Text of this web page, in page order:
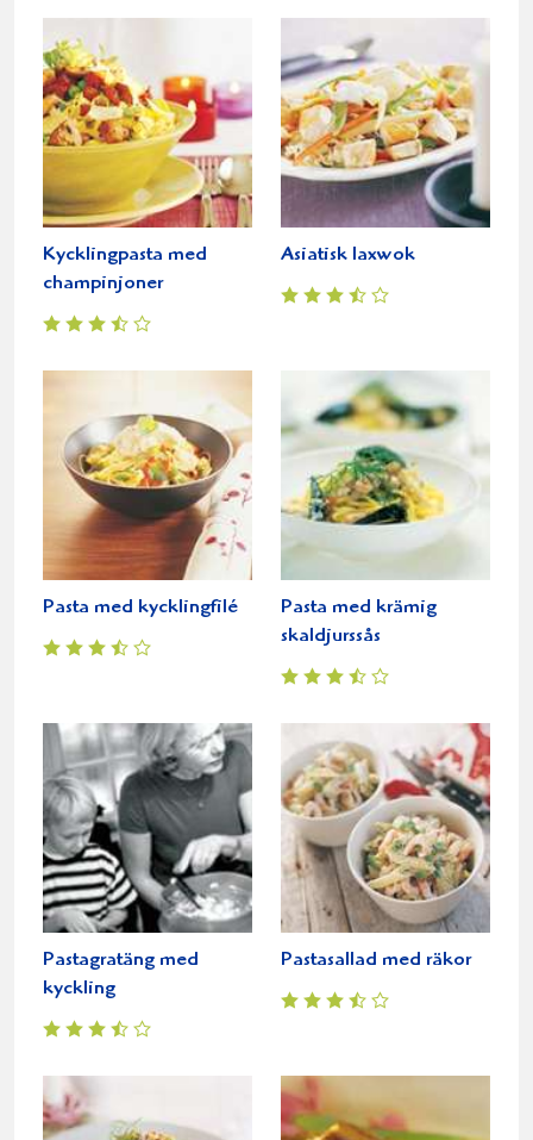
Kycklingpasta med
champinjoner
Asiatisk laxwok
Pasta med kycklingfilé
Pasta med krämig
skaldjurssås
Pastagratäng med
kyckling
Pastasallad med räkor